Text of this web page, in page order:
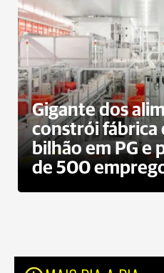
Gigante dos
constrói fábrica
bilhão em PG e
de 500